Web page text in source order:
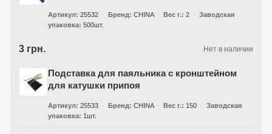
Артикул 25532 Бренд CHINA Вес г. 2
Заводская
упаковка 500шт.
3 грн. Нет в наличии
Подставка для паяльника с кронштейном
для катушки припоя
Артикул 25533 Бренд CHINA Вес г. 150
Заводская
упаковка
1шт.